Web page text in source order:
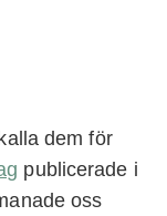
dem för
publicerade i
oss